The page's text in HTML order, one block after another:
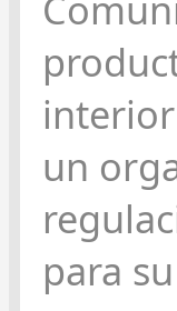
un
para